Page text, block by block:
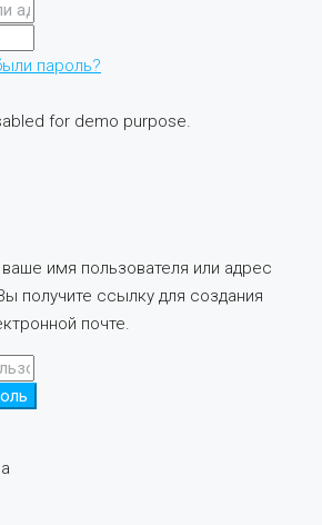
пароль?
for demo purpose.
имя пользователя или адрес
получите ссылку для создания
почте.